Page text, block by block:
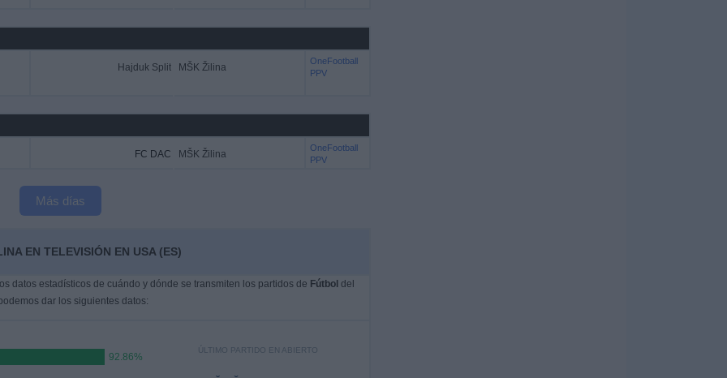
Hajduk Split MŠK Žilina
OneFootball
PPV
FC DAC MŠK Žilina
OneFootball
PPV
Más días
EN TELEVISIÓN EN USA (ES)
datos estadísticos de cuándo y dónde se transmiten los partidos de Fútbol del
dar los siguientes datos:
92.86%
ÚLTIMO PARTIDO EN ABIERTO